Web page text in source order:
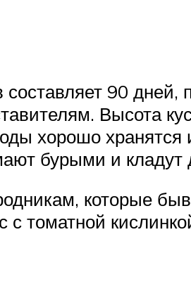
90 дней,
Высота
хорошо хранятся
бурыми и кладут
которые
томатной